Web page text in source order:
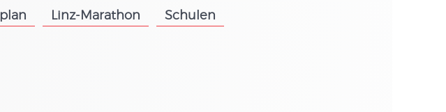
Linz-Marathon Schulen